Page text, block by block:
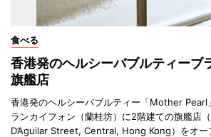
食べる
香港発のヘルシーバブルティーブ
旗艦店
香港発のヘルシーバブルティー「Mother Pearl
ランカイフォン（蘭桂坊）に2階建ての旗艦店
D’Aguilar Street, Central, Hong Kong）をオー